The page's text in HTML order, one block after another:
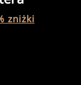
zniżki